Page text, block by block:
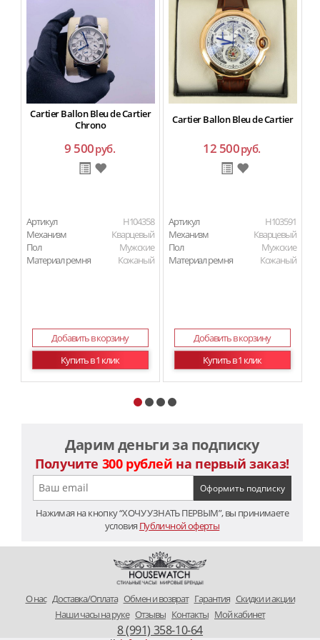
Cartier Ballon Bleu de Cartier
Chrono
9 500руб.
Артикул
H104358
Механизм
Кварцевый
Пол
Мужские
Материал ремня
Кожаный
Добавить в корзину
Купить в 1 клик
Cartier Ballon Bleu de Cartier
12 500руб.
Артикул
H103591
Механизм
Кварцевый
Пол
Мужские
Материал ремня
Кожаный
Добавить в корзину
Купить в 1 клик
Дарим деньги за подписку
Получите 300 рублей на первый заказ!
Нажимая на кнопку “ХОЧУ УЗНАТЬ ПЕРВЫМ”, вы принимаете
условия Публичной оферты
O нас Доставка/Оплата Обмен и возврат Гарантия Скидки и акции
Наши часы на руке Отзывы Контакты Мой кабинет
8 (991) 358-10-64